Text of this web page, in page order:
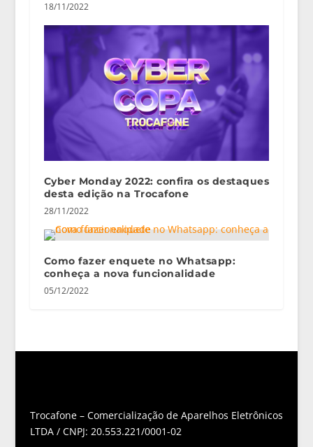
18/11/2022
Cyber Monday 2022: confira os destaques
desta edição na Trocafone
28/11/2022
Como fazer enquete no Whatsapp:
conheça a nova funcionalidade
05/12/2022
Trocafone – Comercialização de Aparelhos Eletrônicos
LTDA / CNPJ: 20.553.221/0001-02